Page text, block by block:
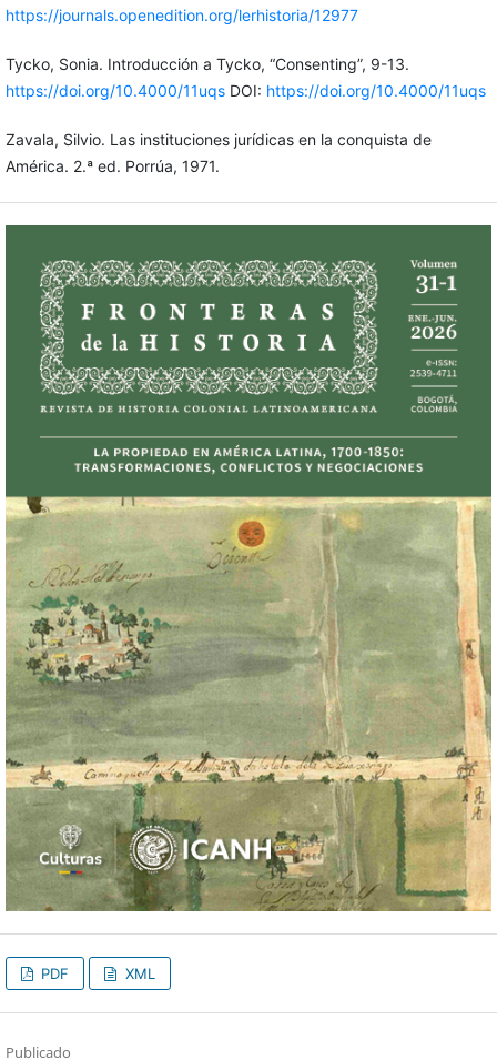
https://journals.openedition.org/lerhistoria/12977
Tycko, Sonia. Introducción a Tycko, “Consenting”, 9-13.
https://doi.org/10.4000/11uqsDOI: https://doi.org/10.4000/11uqs
Zavala, Silvio. Las instituciones jurídicas en la conquista de
América. 2.ª ed. Porrúa, 1971.
PDF XML
Publicado